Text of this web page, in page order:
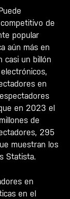
de
popular
aún más en
casi un billón
en
en 2023 el
de
295
muestran los
Statista.
en
en el